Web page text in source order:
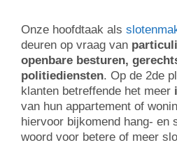
Onze hoofdtaak als
deuren op vraag van
openbare besturen,
politiediensten. Op de 2de
klanten betreffende het meer
van hun appartement of
hiervoor bijkomend hang- en
woord voor betere of meer